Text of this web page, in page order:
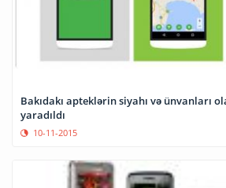
Bakıdakı apteklərin siyahı və ünvanları
yaradıldı
10-11-2015